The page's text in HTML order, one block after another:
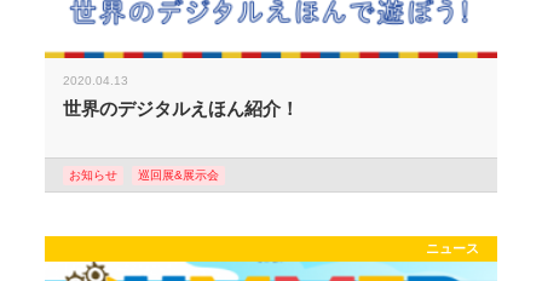
2020.04.13
世界のデジタルえほん紹介！
お知らせ 巡回展&展示会
ニュース